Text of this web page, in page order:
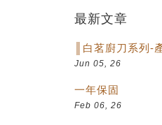
最新文章
║白茗廚刀系列-
Jun 05, 26
一年保固
Feb 06, 26